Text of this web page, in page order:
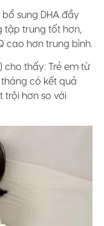
sung DHA đầy
tập trung tốt hơn,
cao hơn trung bình.
cho thấy: Trẻ em từ
có kết quả
trội hơn so với